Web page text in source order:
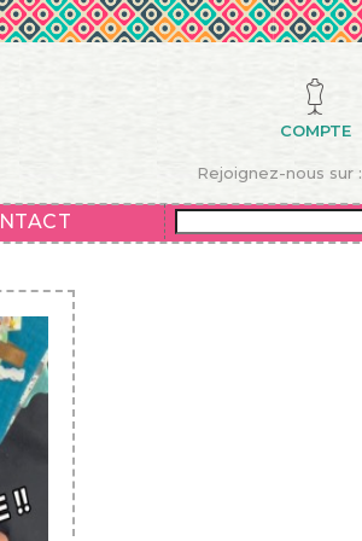
COMPTE
Rejoignez-nous sur :